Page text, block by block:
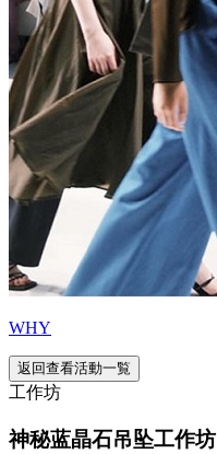
WHY
返回查看活動一覧
工作坊
神秘蓝晶石吊坠工作坊